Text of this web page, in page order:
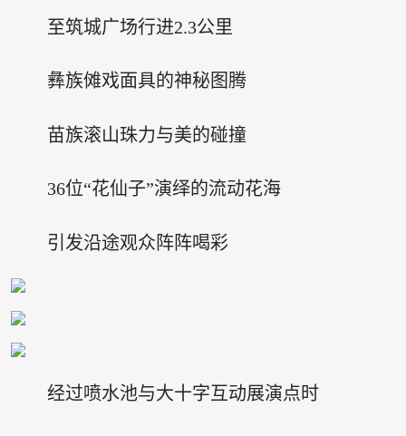
至筑城广场行进2.3公里
彝族傩戏面具的神秘图腾
苗族滚山珠力与美的碰撞
36位“花仙子”演绎的流动花海
引发沿途观众阵阵喝彩
经过喷水池与大十字互动展演点时